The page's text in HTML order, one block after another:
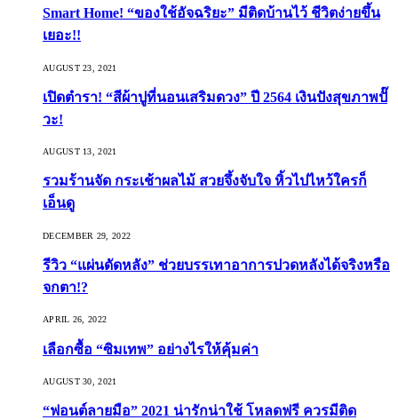
Smart Home! “ของใช้อัจฉริยะ” มีติดบ้านไว้ ชีวิตง่ายขึ้น
เยอะ!!
AUGUST 23, 2021
เปิดตำรา! “สีผ้าปูที่นอนเสริมดวง” ปี 2564 เงินปังสุขภาพปั๊
วะ!
AUGUST 13, 2021
รวมร้านจัด กระเช้าผลไม้ สวยจึ้งจับใจ หิ้วไปไหว้ใครก็
เอ็นดู
DECEMBER 29, 2022
รีวิว “แผ่นดัดหลัง” ช่วยบรรเทาอาการปวดหลังได้จริงหรือ
จกตา!?
APRIL 26, 2022
เลือกซื้อ “ซิมเทพ” อย่างไรให้คุ้มค่า
AUGUST 30, 2021
“ฟอนต์ลายมือ” 2021 น่ารักน่าใช้ โหลดฟรี ควรมีติด